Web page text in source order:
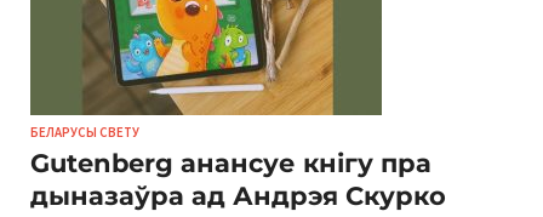
БЕЛАРУСЫ СВЕТУ
Gutenberg анансуе кнігу пра
дыназаўра ад Андрэя Скурко